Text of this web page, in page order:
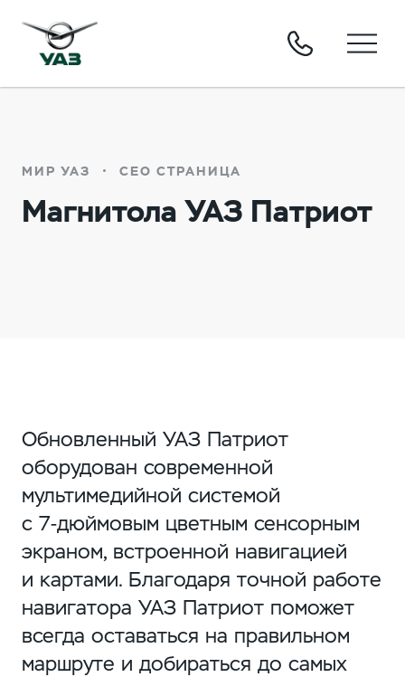
МИР УАЗ СЕО СТРАНИЦА
Магнитола УАЗ Патриот
Обновленный УАЗ Патриот
оборудован современной
мультимедийной системой
с 7-дюймовым цветным сенсорным
экраном, встроенной навигацией
и картами. Благодаря точной работе
навигатора УАЗ Патриот поможет
всегда оставаться на правильном
маршруте и добираться до самых